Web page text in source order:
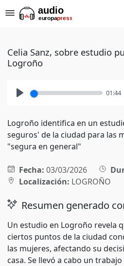
Celia Sanz, sobre estudio
Logroño
01:44
Logroño identifica en un
seguros' de la ciudad para las
"segura en general"
Fecha: 03/03/2026
Localización: LOGROÑO
Resumen generado
Un estudio en Logroño revela
ciertos puntos de la ciudad
las mujeres, afectando su
casa. Se llevó a cabo un